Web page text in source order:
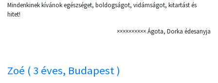
Mindenkinek kívánok egészséget, boldogságot, vidámságot, kitartást és
hitet!
×××××××××× Ágota, Dorka édesanyja
Zoé ( 3 éves, Budapest )